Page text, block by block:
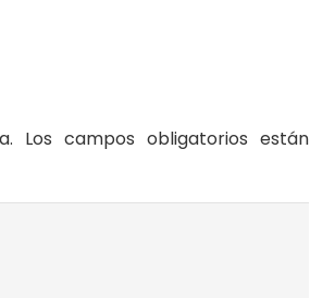
Los campos obligatorios están